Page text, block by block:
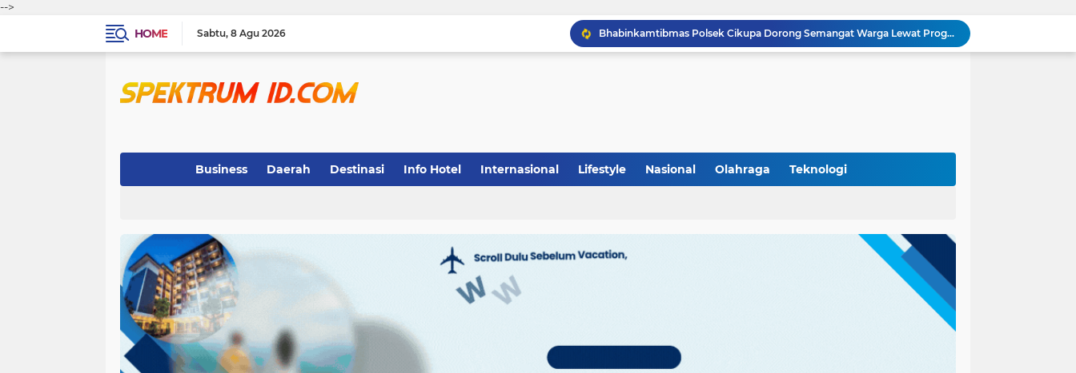
-->
HOME
Sabtu 8 Agu 2026
Polisi Peduli Pendidikan, Kasat Binmas Polresta Tangerang Jadi Pembina Upacara di SMA IT Smart Syahida Cikupa
Aiptu Budiansyah Perkuat Siskamling Bersama Warga, Polsek Cikupa Tingkatkan Sinergi Jaga Kamtibmas
Kanit Lantas Polsek Cikupa Pimpin Patroli KRYD, Antisipasi Gangguan Kamtibmas di Sejumlah Titik Rawan
Business Daerah Destinasi Info Hotel Internasional Lifestyle Nasional Olahraga Teknologi